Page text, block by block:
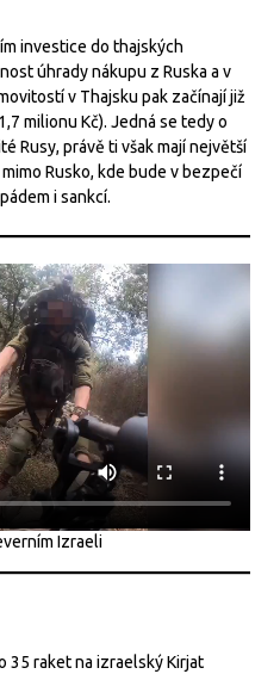
investice do thajských
úhrady nákupu z Ruska a v
v Thajsku pak začínají již
milionu Kč). Jedná se tedy o
Rusy, právě ti však mají největší
Rusko, kde bude v bezpečí
i sankcí.
Izraeli
35 raket na izraelský Kirjat